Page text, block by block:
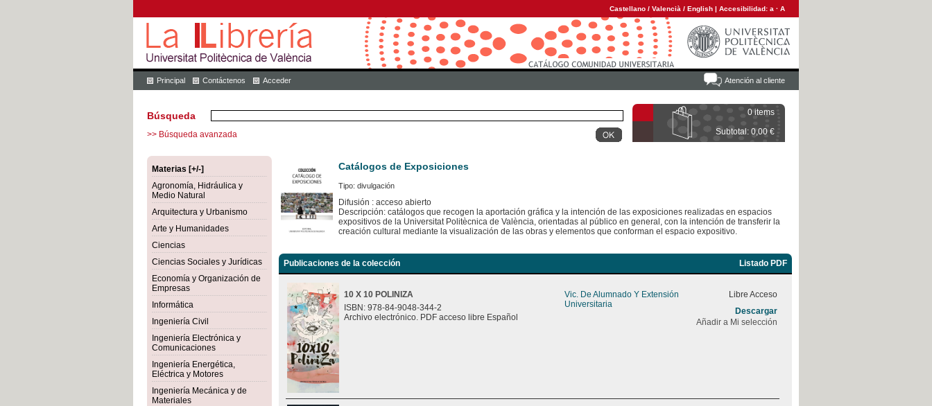
Castellano / Valencià / English | Accesibilidad: a · A
Atención al cliente
Principal Contáctenos Acceder
0 items
Subtotal: 0,00 €
Búsqueda
>> Búsqueda avanzada
Materias [+/-]
Agronomía, Hidráulica y
Medio Natural
Arquitectura y Urbanismo
Arte y Humanidades
Ciencias
Ciencias Sociales y Jurídicas
Economía y Organización de
Empresas
Informática
Ingeniería Civil
Ingeniería Electrónica y
Comunicaciones
Ingeniería Energética,
Eléctrica y Motores
Ingeniería Mecánica y de
Materiales
Catálogos de Exposiciones
Tipo: divulgación
Difusión : acceso abierto
Descripción: catálogos que recogen la aportación gráfica y la intención de las exposiciones realizadas en espacios
expositivos de la Universitat Politècnica de València, orientadas al público en general, con la intención de transferir la
creación cultural mediante la visualización de las obras y elementos que conforman el espacio expositivo.
Publicaciones de la colección Listado PDF
10 X 10 POLINIZA
ISBN: 978-84-9048-344-2
Archivo electrónico. PDF acceso libre Español
Vic. De Alumnado Y Extensión
Universitaria
Libre Acceso
Descargar
Añadir a Mi selección